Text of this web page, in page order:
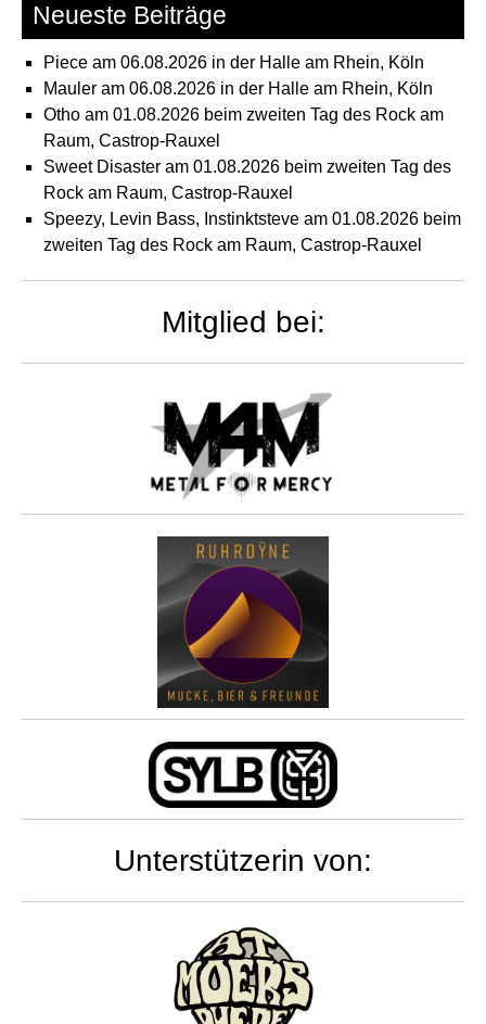
Neueste Beiträge
Piece am 06.08.2026 in der Halle am Rhein, Köln
Mauler am 06.08.2026 in der Halle am Rhein, Köln
Otho am 01.08.2026 beim zweiten Tag des Rock am
Raum, Castrop-Rauxel
Sweet Disaster am 01.08.2026 beim zweiten Tag des
Rock am Raum, Castrop-Rauxel
Speezy, Levin Bass, Instinktsteve am 01.08.2026 beim
zweiten Tag des Rock am Raum, Castrop-Rauxel
Mitglied bei:
Unterstützerin von: